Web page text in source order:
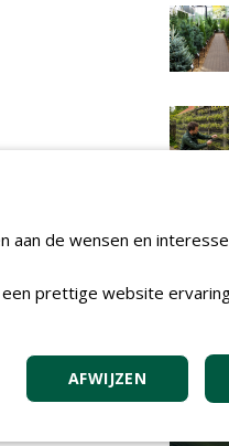
aan de wensen en
prettige website
AFWIJZEN